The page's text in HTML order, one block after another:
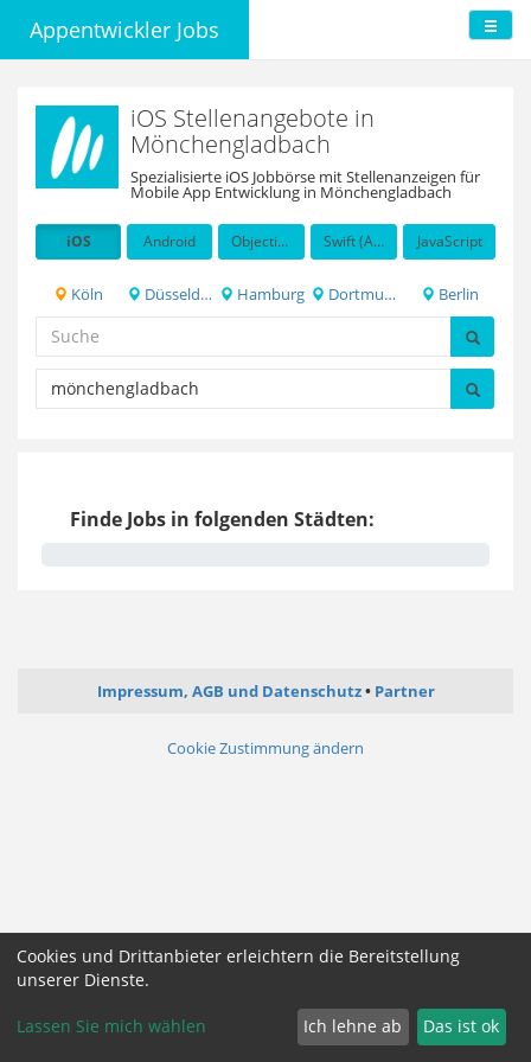
Appentwickler Jobs
iOS Stellenangebote in
Mönchengladbach
Spezialisierte iOS Jobbörse mit Stellenanzeigen für
Mobile App Entwicklung in Mönchengladbach
iOS Android Objective-C Swift (Apple programming language) JavaScript
Köln Düsseldorf Hamburg Dortmund Berlin
Finde Jobs in folgenden Städten:
Impressum, AGB und Datenschutz Partner
Cookie Zustimmung ändern
Cookies und Drittanbieter erleichtern die Bereitstellung
unserer Dienste.
Lassen Sie mich wählen Ich lehne ab Das ist ok